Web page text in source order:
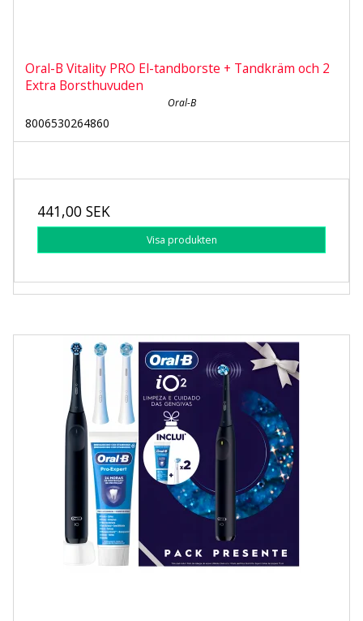
Oral-B Vitality PRO El-tandborste + Tandkräm och 2
Extra Borsthuvuden
Oral-B
8006530264860
441,00 SEK
Visa produkten